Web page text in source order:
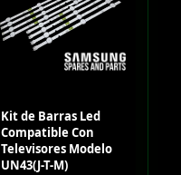
Kit de Barras Led
Compatible Con
Televisores Modelo
UN43(J-T-M)